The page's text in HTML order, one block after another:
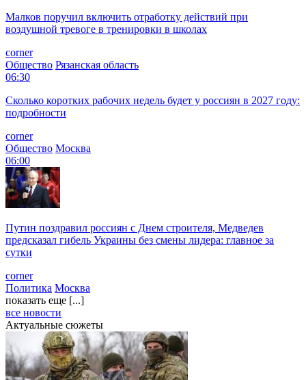
Малков поручил включить отработку действий при
воздушной тревоге в тренировки в школах
corner
Общество Рязанская область
06:30
Сколько коротких рабочих недель будет у россиян в 2027 году:
подробности
corner
Общество Москва
06:00
Путин поздравил россиян с Днем строителя, Медведев
предсказал гибель Украины без смены лидера: главное за
сутки
corner
Политика Москва
показать еще [...]
все новости
Актуальные сюжеты